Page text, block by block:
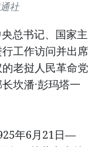
社
总书记、国家主
工作访问并出席
老挝人民革命党
坎潘·彭玛塔一
年6月21日—